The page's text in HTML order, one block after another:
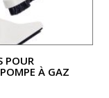
POUR
À GAZ